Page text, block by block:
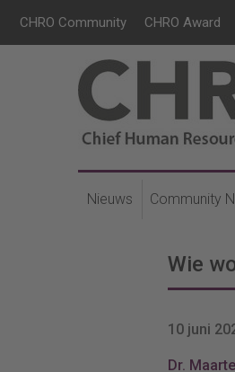
CHRO Community CHRO Award
Nieuws Community
Wie
10 juni
Dr.